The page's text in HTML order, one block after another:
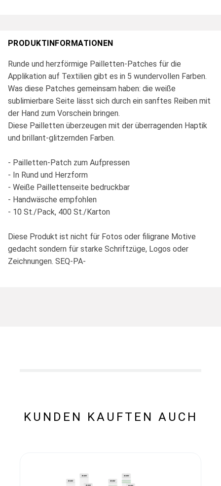
PRODUKTINFORMATIONEN
Runde und herzförmige Pailletten-Patches für die
Applikation auf Textilien gibt es in 5 wundervollen Farben.
Was diese Patches gemeinsam haben: die weiße
sublimierbare Seite lässt sich durch ein sanftes Reiben mit
der Hand zum Vorschein bringen.
Diese Pailletten überzeugen mit der überragenden Haptik
und brillant-glitzernden Farben.
- Pailletten-Patch zum Aufpressen
- In Rund und Herzform
- Weiße Paillettenseite bedruckbar
- Handwäsche empfohlen
- 10 St./Pack, 400 St./Karton
Diese Produkt ist nicht für Fotos oder filigrane Motive
gedacht sondern für starke Schriftzüge, Logos oder
Zeichnungen. SEQ-PA-
KUNDEN KAUFTEN AUCH